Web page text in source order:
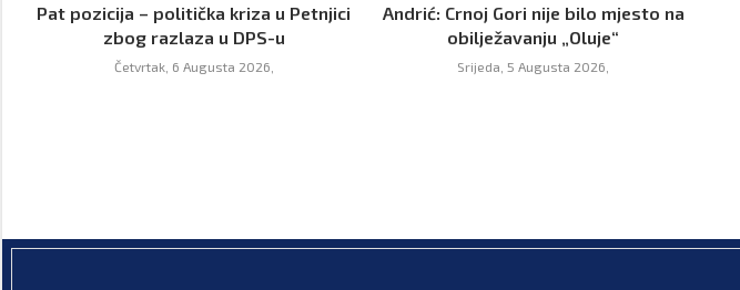
Pat pozicija – politička kriza u Petnjici
zbog razlaza u DPS-u
Četvrtak, 6 Augusta 2026,
Andrić: Crnoj Gori nije bilo mjesto na
obilježavanju „Oluje“
Srijeda, 5 Augusta 2026,